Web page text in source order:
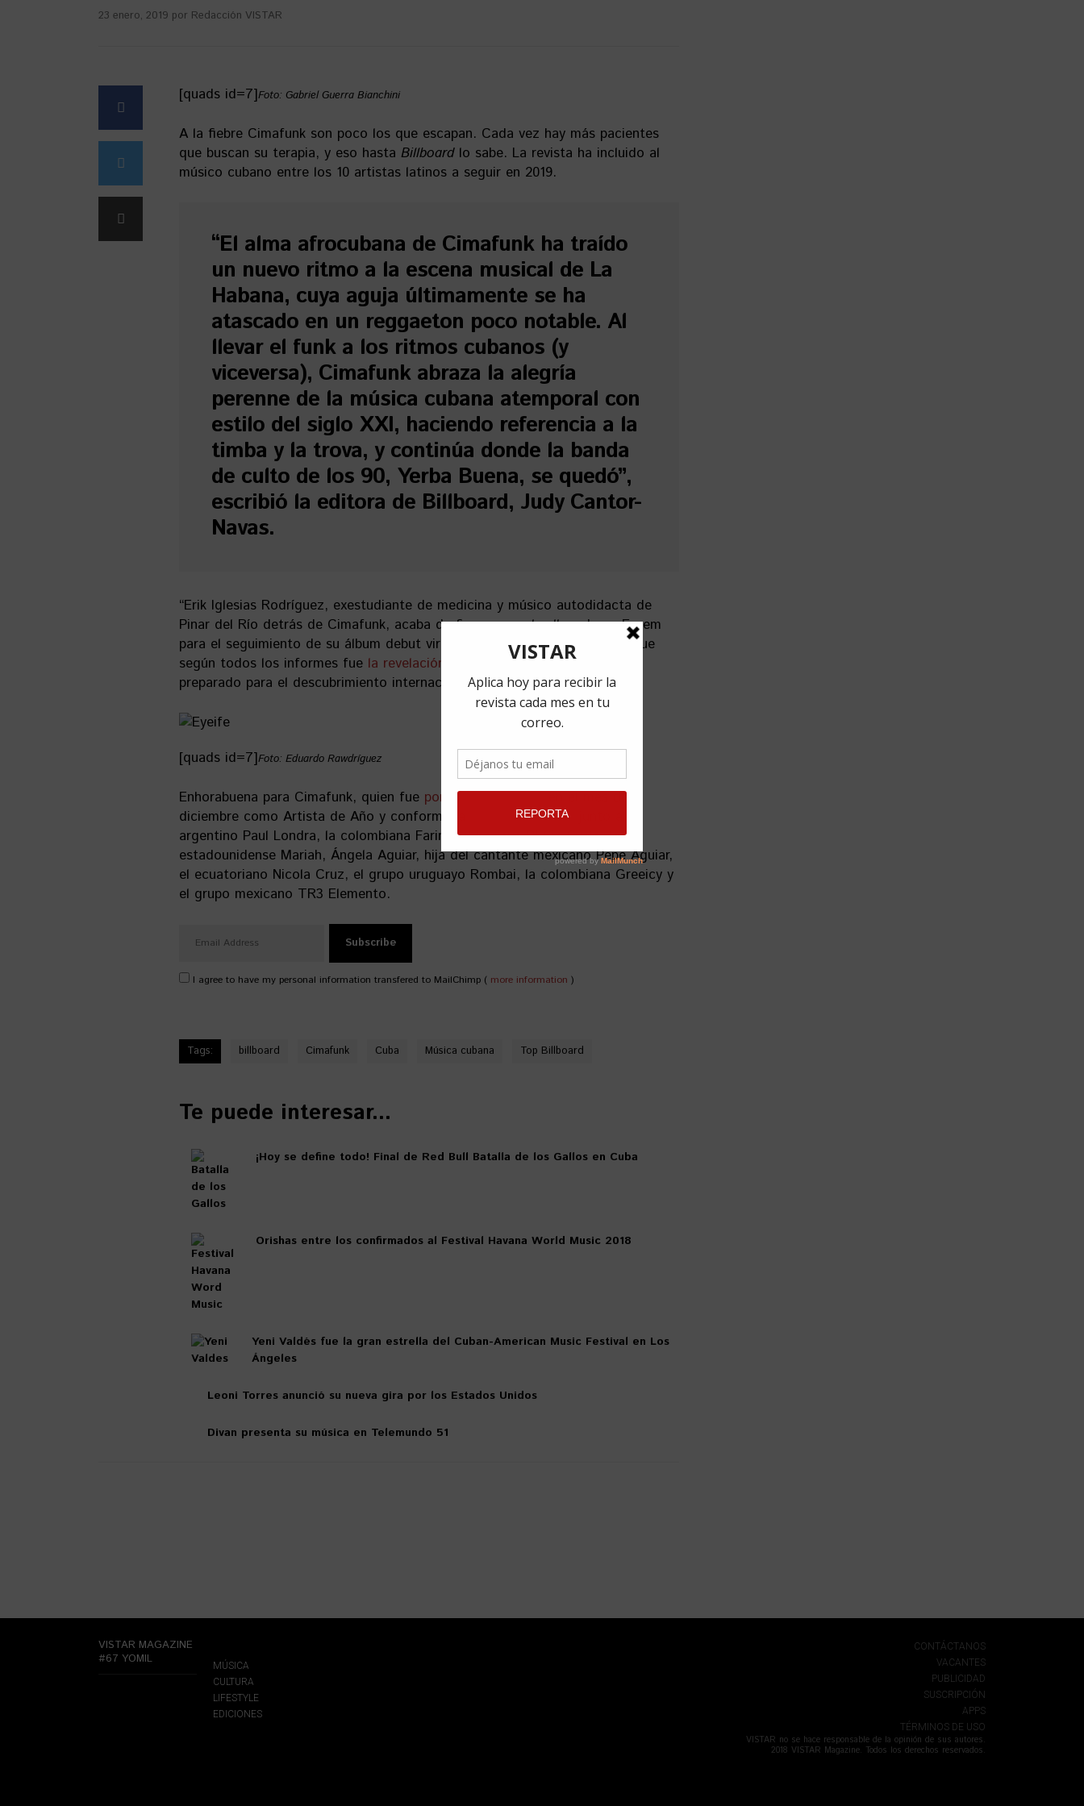
23 enero, 2019 por Redacción VISTAR
[quads id=7]Foto: Gabriel Guerra Bianchini
A la fiebre Cimafunk son poco los que escapan. Cada vez hay más pacientes
que buscan su terapia, y eso hasta Billboardlo sabe. La revista ha incluido al
músico cubano entre los 10 artistas latinos a seguir en 2019.
“El alma afrocubana de Cimafunk ha traído
un nuevo ritmo a la escena musical de La
Habana, cuya aguja últimamente se ha
atascado en un reggaeton poco notable. Al
llevar el funk a los ritmos cubanos (y
viceversa), Cimafunk abraza la alegría
perenne de la música cubana atemporal con
estilo del siglo XXI, haciendo referencia a la
timba y la trova, y continúa donde la banda
de culto de los 90, Yerba Buena, se quedó”,
escribió la editora de Billboard, Judy Cantor-
Navas.
“Erik Iglesias Rodríguez, exestudiante de medicina y músico autodidacta de
Pinar del Río detrás de Cimafunk, acaba de firmar con el sello cubano Egrem
para el seguimiento de su álbum debut viral de 2017,Terapia. Cimafunk, que
según todos los informes fue la revelación de Cuba del año 2018
preparado para el descubrimiento internacional”.
[quads id=7]Foto: Eduardo Rawdríguez
Enhorabuena para Cimafunk, quien fue portada de VISTARen el mes de
diciembre como Artista de Año y conforma la
lista deBillboard
argentino Paul Londra, la colombiana Farina, el boricua PJ Sin Suela, la
estadounidense Mariah, Ángela Aguiar, hija del cantante mexicano Pepe Aguiar,
el ecuatoriano Nicola Cruz, el grupo uruguayo Rombai, la colombiana Greeicy y
el grupo mexicano TR3 Elemento.
I agree to have my personal information transfered to MailChimp ( more information )
Tags: billboard Cimafunk Cuba Música cubana Top Billboard
Te puede interesar...
¡Hoy se define todo! Final de Red Bull Batalla de los Gallos en Cuba
Orishas entre los confirmados al Festival Havana World Music 2018
Yeni Valdés fue la gran estrella del Cuban-American Music Festival en Los
Ángeles
Leoni Torres anunció su nueva gira por los Estados Unidos
Divan presenta su música en Telemundo 51
VISTAR MAGAZINE
#67 YOMIL
MÚSICA
CULTURA
LIFESTYLE
EDICIONES
CONTÁCTANOS
VACANTES
PUBLICIDAD
SUSCRIPCIÓN
APPS
TÉRMINOS DE USO
VISTAR no se hace responsable de la opinión de sus autores.
2018 VISTAR Magazine. Todos los derechos reservados.